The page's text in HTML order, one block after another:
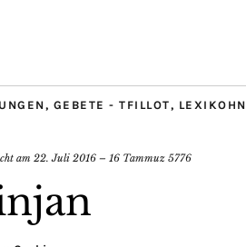
, GEBETE - TFILLOT, LEXIKOHN
am 22. Juli 2016 – 16 Tammuz 5776